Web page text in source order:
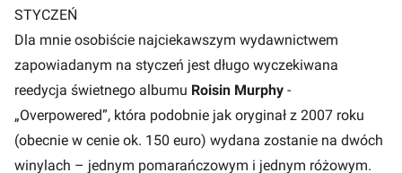
STYCZEŃ
Dla mnie osobiście najciekawszym wydawnictwem
zapowiadanym na styczeń jest długo wyczekiwana
reedycja świetnego albumu Roisin Murphy -
„Overpowered”, która podobnie jak oryginał z 2007 roku
(obecnie w cenie ok. 150 euro) wydana zostanie na dwóch
winylach – jednym pomarańczowym i jednym różowym.